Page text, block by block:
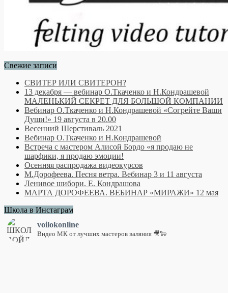
Свежие записи
СВИТЕР ИЛИ СВИТЕРОН?
13 декабря — вебинар О.Ткаченко и Н.Кондрашевой
МАЛЕНЬКИЙ СЕКРЕТ ДЛЯ БОЛЬШОЙ КОМПАНИИ
Вебинар О.Ткаченко и Н.Кондрашевой «Согрейте Ваши
Души!» 19 августа в 20.00
Весенний Шерстиваль 2021
Вебинар О.Ткаченко и Н.Кондрашевой
Встреча с мастером Алисой Бордо «я продаю не
шарфики, я продаю эмоции!
Осенняя распродажа видеокурсов
М.Дорофеева. Песня ветра. Вебинар 3 и 11 августа
Ленивое шибори. Е. Кондрашова
МАРТА ДОРОФЕЕВА. ВЕБИНАР «МИРАЖИ» 12 мая
Школа в Инстаграм
voilokonline
Видео МК от лучших мастеров валяния 🎥🐑